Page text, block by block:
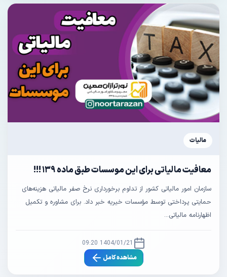
مالیات
معافیت مالیاتی برای این موسسات طبق ماده ۱۳۹ !!!
سازمان امور مالیاتی کشور از تداوم برخورداری نرخ صفر مالیاتی هزینه‌های
حمایتی پرداختی توسط مؤسسات خیریه خبر داد. برای مشاوره و تکمیل
اظهارنامه مالیاتی...
1404/01/21 09:20
مشاهده کامل